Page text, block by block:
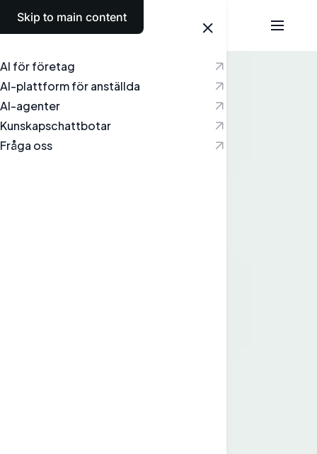
Skip to main content
AI för företag
AI-plattform för anställda
AI-agenter
Kunskapschattbotar
Fråga oss